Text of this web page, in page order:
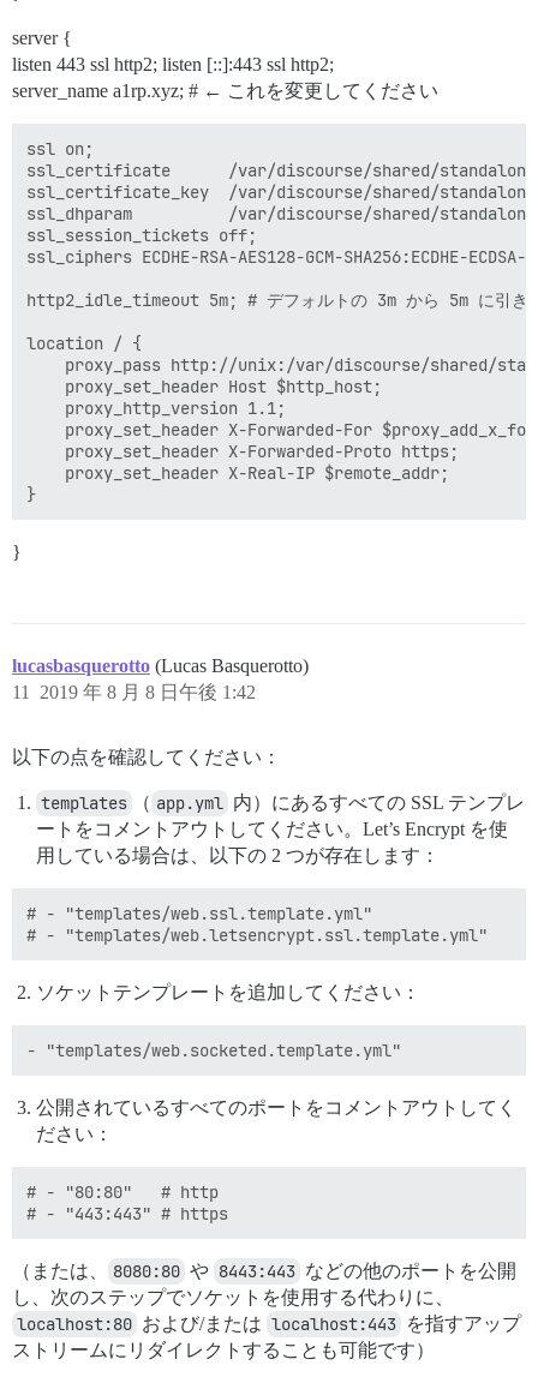
server {
listen 443 ssl http2; listen [::]:443 ssl http2;
server_name a1rp.xyz; # ← これを変更してください
ssl on;
ssl_certificate      /var/discourse/shared/
ssl_certificate_key  /var/discourse/shared/
ssl_dhparam          /var/discourse/shared/standalone/
ssl_session_tickets off;
ssl_ciphers ECDHE-RSA-AES128-GCM-SHA256:ECDHE-ECDSA-
http2_idle_timeout 5m; # デフォルトの 3m から 5m に引き
location / {
proxy_pass http://unix:/var/discourse/shared/
    proxy_set_header Host $http_host;
    proxy_http_version 1.1;
proxy_set_header X-Forwarded-For
    proxy_set_header X-Forwarded-Proto https;
    proxy_set_header X-Real-IP $remote_addr;
}
lucasbasquerotto (Lucas Basquerotto)
2019 年 8 月 8 日午後 1:42
11
以下の点を確認してください：
templates （ app.yml 内）にあるすべての SSL テンプレ
ートをコメントアウトしてください。Let’s Encrypt を使
用している場合は、以下の 2 つが存在します：
# - "templates/web.ssl.template.yml"
ソケットテンプレートを追加してください：
公開されているすべてのポートをコメントアウトしてく
ださい：
# - "80:80"   # http
（または、 8080:80 や 8443:443 などの他のポートを公開
し、次のステップでソケットを使用する代わりに、
localhost:80 および/または localhost:443
を指すアップ
ストリームにリダイレクトすることも可能です）